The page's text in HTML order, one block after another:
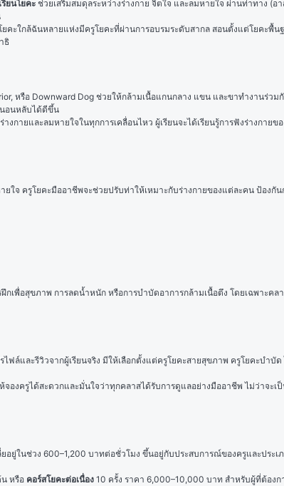
เรียนโยคะ ช่วยเสริมสมดุลระหว่างร่างกาย จิตใจ และลมหายใจ ผ่านท่าทาง (
คะใกล้ฉันหลายแห่งมีครูโยคะที่ผ่านการอบรมระดับสากล สอนตั้งแต่โยคะ
ธิ
หรือ Downward Dog ช่วยให้กล้ามเนื้อแกนกลาง แขน และขาทำงานร่
อนหลับได้ดีขึ้น
ายและลมหายใจในทุกการเคลื่อนไหว ผู้เรียนจะได้เรียนรู้การฟังร่างกาย
ยใจ ครูโยคะมืออาชีพจะช่วยปรับท่าให้เหมาะกับร่างกายของแต่ละคน ป้อง
กเพื่อสุขภาพ การลดน้ำหนัก หรือการบำบัดอาการกล้ามเนื้อตึง โดยเฉพาะ
ล์และรีวิวจากผู้เรียนจริง มีให้เลือกตั้งแต่ครูโยคะสายสุขภาพ ครูโยคะบำ
องครูได้สะดวกและมั่นใจว่าทุกคลาสได้รับการดูแลอย่างมืออาชีพ ไม่ว่าจะ
ยอยู่ในช่วง 600–1,200 บาทต่อชั่วโมง ขึ้นอยู่กับประสบการณ์ของครูและประเ
หรือ คอร์สโยคะต่อเนื่อง 10 ครั้ง ราคา 6,000–10,000 บาท สำหรับผู้ที่ต้อง